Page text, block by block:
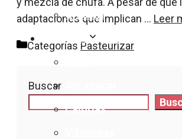
Crossfit
Calorías
adaptaciones que implican … Leer
Categorías Pasteurizar
Buscar